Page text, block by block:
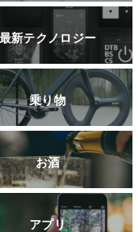
最新テクノロジー
乗り物
お酒
アプリ